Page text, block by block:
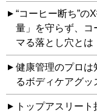
“コーヒー断ち”の
量」を守らず、コ
マる落とし穴とは
健康管理のプロは
るボディケアグッ
トップアスリー